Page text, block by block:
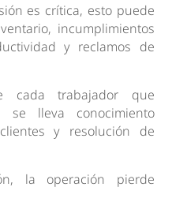
es crítica, esto puede
incumplimientos
y reclamos de
cada trabajador que
se lleva conocimiento
y resolución de
la operación pierde